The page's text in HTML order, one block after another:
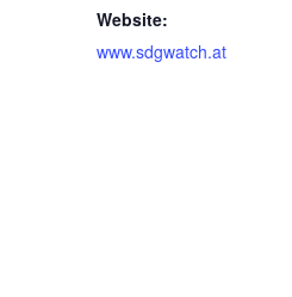
Website:
www.sdgwatch.at